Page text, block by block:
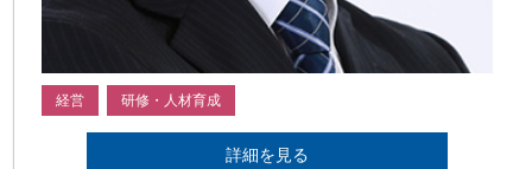
経営 研修・人材育成
詳細を見る